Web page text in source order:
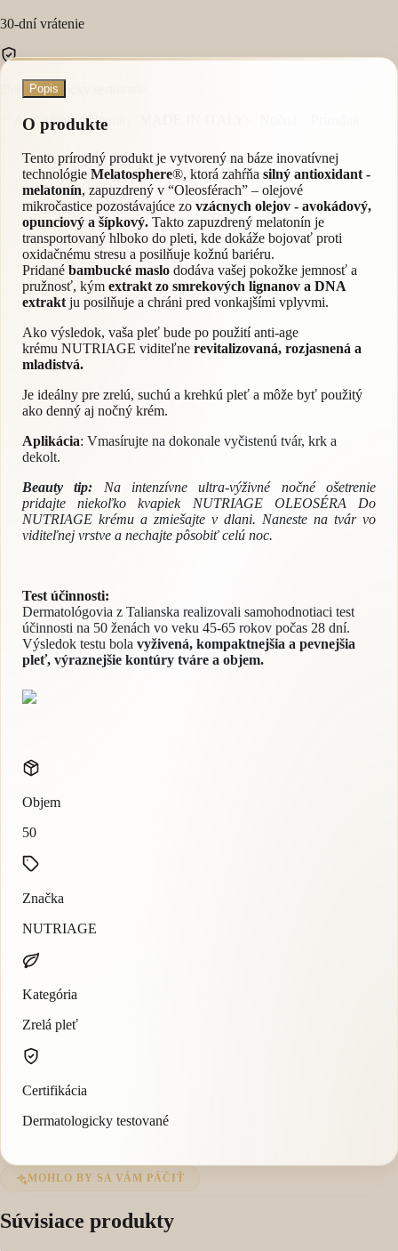
30-dní vrátenie
Dermatologicky testované
Anti-aging
Denná
Popis
O produkte
Tento prírodný produkt je vytvorený na báze inovatívnej
technológie Melatosphere®, ktorá zahŕňa silný antioxidant -
melatonín, zapuzdrený v “Oleosférach” – olejové
mikročastice pozostávajúce zo vzácnych olejov - avokádový,
opunciový a šípkový. Takto zapuzdrený melatonín je
transportovaný hlboko do pleti, kde dokáže bojovať proti
oxidačnému stresu a posilňuje kožnú bariéru.
Pridané bambucké maslo dodáva vašej pokožke jemnosť a
pružnosť, kým extrakt zo smrekových lignanov a DNA
extrakt ju posilňuje a chráni pred vonkajšími vplyvmi.
Ako výsledok, vaša pleť bude po použití anti-age
krému NUTRIAGE viditeľne revitalizovaná, rozjasnená a
mladistvá.
Je ideálny pre zrelú, suchú a krehkú pleť a môže byť použitý
ako denný aj nočný krém.
Aplikácia: Vmasírujte na dokonale vyčistenú tvár, krk a
dekolt.
Beauty tip: Na intenzívne ultra-výživné nočné ošetrenie
pridajte niekoľko kvapiek NUTRIAGE OLEOSÉRA Do
NUTRIAGE krému a zmiešajte v dlani. Naneste na tvár vo
viditeľnej vrstve a nechajte pôsobiť celú noc.
Test účinnosti:
Dermatológovia z Talianska realizovali samohodnotiaci test
účinnosti na 50 ženách vo veku 45-65 rokov počas 28 dní.
Výsledok testu bola vyživená, kompaktnejšia a pevnejšia
pleť, výraznejšie kontúry tváre a objem.
Objem
50
Značka
NUTRIAGE
Kategória
Zrelá pleť
Certifikácia
Dermatologicky testované
MOHLO BY SA VÁM PÁČIŤ
Súvisiace produkty